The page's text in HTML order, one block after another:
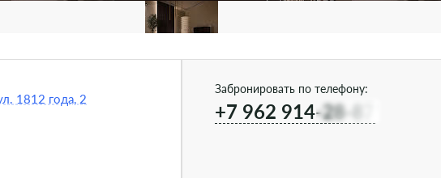
1812 года, 2
Забронировать по телефону:
+7 962 914-28-87